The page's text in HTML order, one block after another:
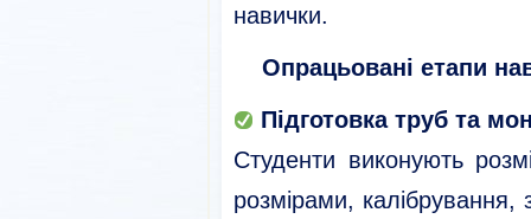
навички.
Опрацьовані етапи
Підготовка труб та
Студенти виконують
розмірами, калібрування,